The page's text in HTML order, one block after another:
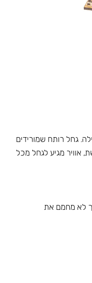
גחל רותח שמורידים
אוויר מגיע לגחל מכל
לא מחמם את